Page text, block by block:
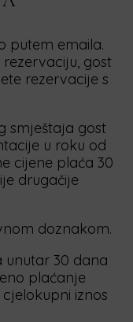
putem emaila.
gost
rezervacije s
smještaja gost
u roku od
cijene plaća 30
drugačije
doznakom.
30 dana
plaćanje
iznos